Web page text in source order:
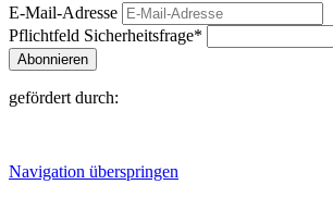
E-Mail-Adresse
Pflichtfeld Sicherheitsfrage*
Abonnieren
gefördert durch:
Navigation überspringen